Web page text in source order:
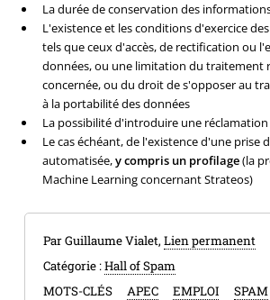
La durée de conservation des
L'existence et les conditions d'exercice
tels que ceux d'accès, de rectification ou
données, ou une limitation du traitement
concernée, ou du droit de s'opposer au
à la portabilité des données
La possibilité d'introduire une réclamation
Le cas échéant, de l'existence d'une prise
automatisée,y compris un profilage(la
Machine Learning concernant Strateos)
Par Guillaume Vialet, Lien permanent
Catégorie :Hall of Spam
MOTS-CLÉS
APEC EMPLOI SPAM